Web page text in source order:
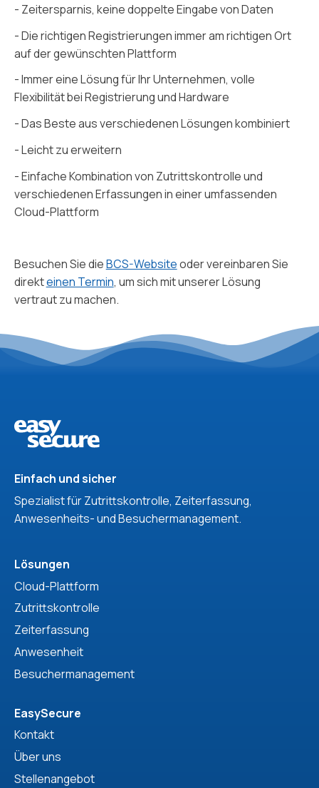
- Zeitersparnis, keine doppelte Eingabe von Daten
- Die richtigen Registrierungen immer am richtigen Ort
auf der gewünschten Plattform
- Immer eine Lösung für Ihr Unternehmen, volle
Flexibilität bei Registrierung und Hardware
- Das Beste aus verschiedenen Lösungen kombiniert
- Leicht zu erweitern
- Einfache Kombination von Zutrittskontrolle und
verschiedenen Erfassungen in einer umfassenden
Cloud-Plattform
Besuchen Sie dieBCS-Websiteoder vereinbaren Sie
direkteinen Termin, um sich mit unserer Lösung
vertraut zu machen.
Einfach und sicher
Spezialist für Zutrittskontrolle, Zeiterfassung,
Anwesenheits- und Besuchermanagement.
Lösungen
Cloud-Plattform
Zutrittskontrolle
Zeiterfassung
Anwesenheit
Besuchermanagement
EasySecure
Kontakt
Über uns
Stellenangebot